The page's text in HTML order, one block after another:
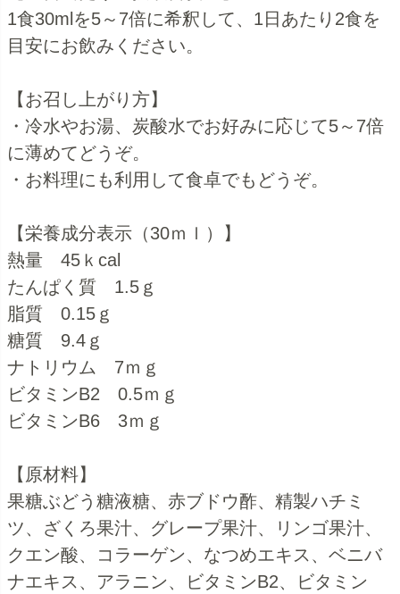
1食30mlを5～7倍に希釈して、1日あたり2食を
目安にお飲みください。
【お召し上がり方】
・冷水やお湯、炭酸水でお好みに応じて5～7倍
に薄めてどうぞ。
・お料理にも利用して食卓でもどうぞ。
【栄養成分表示（30ｍｌ）】
熱量 45ｋcal
たんぱく質 1.5ｇ
脂質 0.15ｇ
糖質 9.4ｇ
ナトリウム 7ｍｇ
ビタミンB2 0.5ｍｇ
ビタミンB6 3ｍｇ
【原材料】
果糖ぶどう糖液糖、赤ブドウ酢、精製ハチミ
ツ、ざくろ果汁、グレープ果汁、リンゴ果汁、
クエン酸、コラーゲン、なつめエキス、ベニバ
ナエキス、アラニン、ビタミンB2、ビタミン